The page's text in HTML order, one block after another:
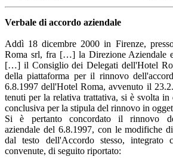
Verbale di accordo aziendale
Addì 18 dicembre 2000 in Firenze,
Roma srl, fra […] la Direzione Aziendale
[…] il Consiglio dei Delegati dell'Hotel
della piattaforma per il rinnovo
6.8.1997 dell'Hotel Roma, avvenuto il
tenuti per la relativa trattativa, si è svolta in
conclusiva per la stipula del rinnovo in
Si è pertanto concordato il rinnovo
aziendale del 6.8.1997, con le modifiche
dal testo dell'Accordo stesso, integrato
convenute, di seguito riportato: